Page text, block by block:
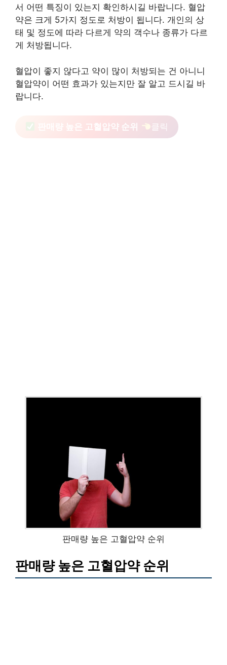
서 어떤 특징이 있는지 확인하시길 바랍니다. 혈압
약은 크게 5가지 정도로 처방이 됩니다. 개인의 상
태 및 정도에 따라 다르게 약의 객수나 종류가 다르
게 처방됩니다.
혈압이 좋지 않다고 약이 많이 처방되는 건 아니니
혈압약이 어떤 효과가 있는지만 잘 알고 드시길 바
랍니다.
판매량 높은 고혈압약 순위 클릭
판매량 높은 고혈압약 순위
판매량 높은 고혈압약 순위